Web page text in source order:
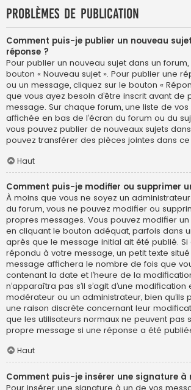
Problèmes de publication
Comment puis-je publier un nouveau
réponse ?
Pour publier un nouveau sujet dans un
bouton « Nouveau sujet ». Pour publier une
ou un message, cliquez sur le bouton «
que vous ayez besoin d’être inscrit avant de
message. Sur chaque forum, une liste de
affichée en bas de l’écran du forum ou du
vous pouvez publier de nouveaux sujets
pouvez transférer des pièces jointes dans ce
Haut
Comment puis-je modifier ou supprimer
À moins que vous ne soyez un
du forum, vous ne pouvez modifier ou
propres messages. Vous pouvez modifier
en cliquant le bouton adéquat, parfois dans
après que le message initial ait été publié. Si
répondu à votre message, un petit texte
message affichera le nombre de fois que
contenant la date et l’heure de la
n’apparaîtra pas s’il s’agit d’une
modérateur ou un administrateur, bien qu’ils
une raison discrète concernant leur
que les utilisateurs normaux ne peuvent pas
propre message si une réponse a été
Haut
Comment puis-je insérer une signature à
Pour insérer une signature à un de vos